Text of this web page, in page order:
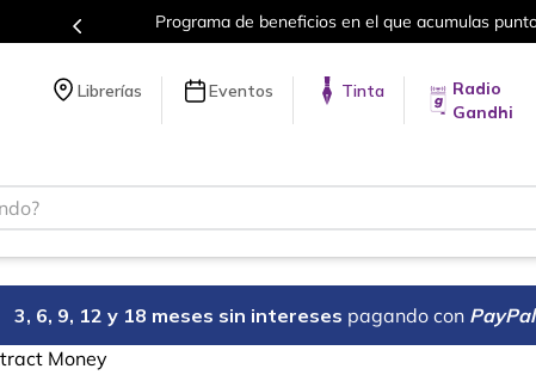
Programa de beneficios en el que acumulas puntos en cada compra.
Librerías Eventos Tinta
Radio
Gandhi
3, 6, 9, 12 y 18 meses sin intereses pagando con PayPal
Money